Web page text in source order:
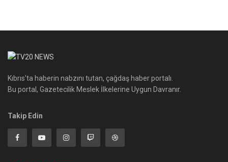
Kıbrıs'ta haberin nabzını tutan, çağdaş haber portalı.
Bu portal, Gazetecilik Meslek İlkelerine Uygun Davranır.
Takip Edin